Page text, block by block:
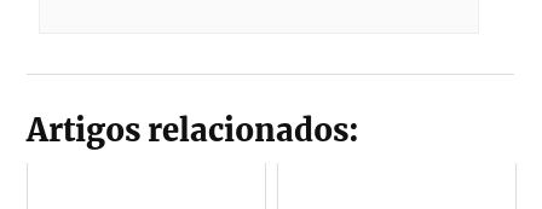
Artigos relacionados: